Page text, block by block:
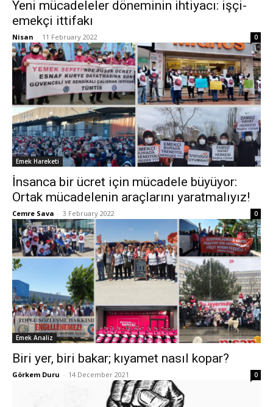
Yeni mücadeleler döneminin ihtiyacı: işçi-
emekçi ittifakı
Nisan - 11 February 2022 0
Emek Hareketi
İnsanca bir ücret için mücadele büyüyor:
Ortak mücadelenin araçlarını yaratmalıyız!
Cemre Sava - 3 February 2022 0
Emek Analiz
Biri yer, biri bakar; kıyamet nasıl kopar?
Görkem Duru - 14 December 2021 0